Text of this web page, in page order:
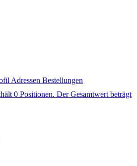
Adressen Bestellungen
0 Positionen. Der Gesamtwert beträgt